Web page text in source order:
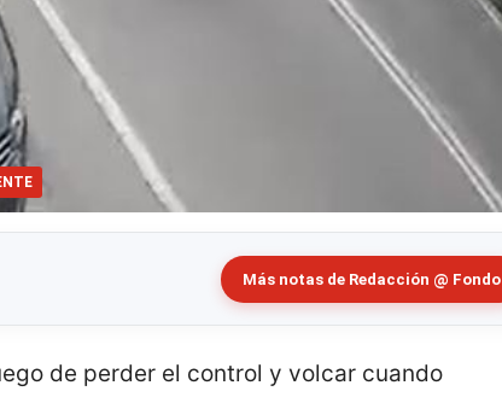
Más notas de Redacción @ Fondo
de perder el control y volcar cuando